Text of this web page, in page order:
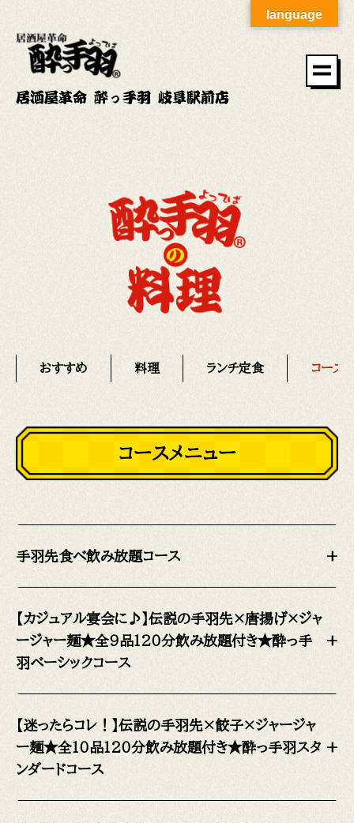
居酒屋革命 酔っ手羽 岐阜駅前店
おすすめ 料理 ランチ定食 コース
コースメニュー
手羽先食べ飲み放題コース +
【カジュアル宴会に♪】伝説の手羽先×唐揚げ×ジャ
ージャー麺★全9品120分飲み放題付き★酔っ手
羽ベーシックコース
+
【迷ったらコレ！】伝説の手羽先×餃子×ジャージャ
ー麺★全10品120分飲み放題付き★酔っ手羽スタ
ンダードコース
+
language